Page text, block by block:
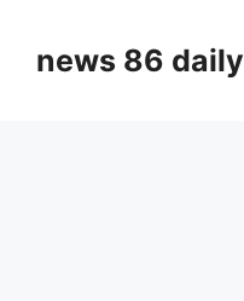
contentnews 86 daily